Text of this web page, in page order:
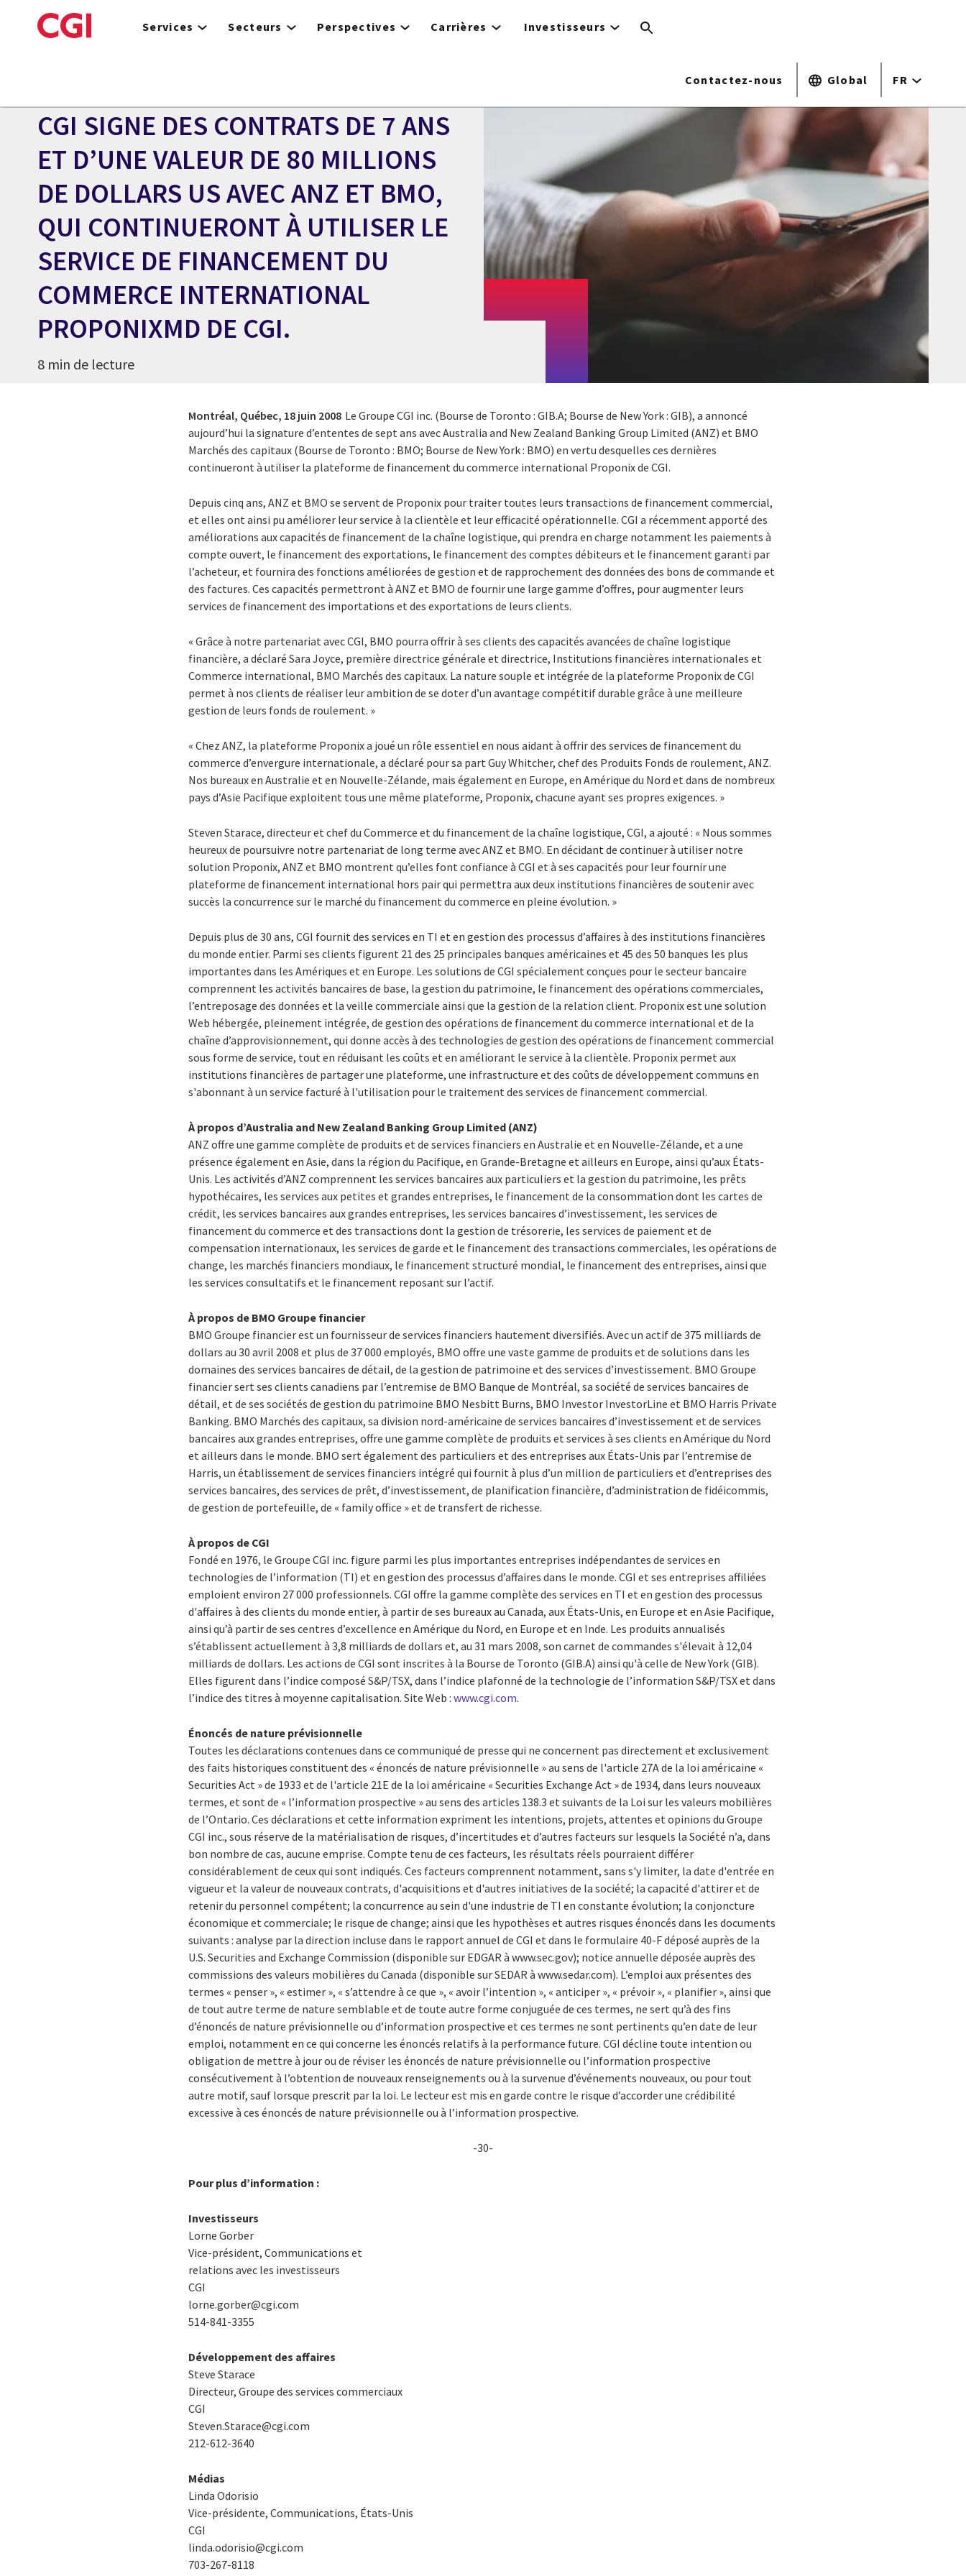
to
Services Secteurs Perspectives Carrières Investisseurs
Contactez-nous Global FR
CGI SIGNE DES CONTRATS DE 7 ANS
ET D’UNE VALEUR DE 80 MILLIONS
DE DOLLARS US AVEC ANZ ET BMO,
QUI CONTINUERONT À UTILISER LE
SERVICE DE FINANCEMENT DU
COMMERCE INTERNATIONAL
PROPONIXMD DE CGI.
8 min de lecture
Montréal, Québec, 18 juin 2008 Le Groupe CGI inc. (Bourse de Toronto : GIB.A; Bourse de New York : GIB), a annoncé
aujourd’hui la signature d’ententes de sept ans avec Australia and New Zealand Banking Group Limited (ANZ) et BMO
Marchés des capitaux (Bourse de Toronto : BMO; Bourse de New York : BMO) en vertu desquelles ces dernières
continueront à utiliser la plateforme de financement du commerce international Proponix de CGI.
Depuis cinq ans, ANZ et BMO se servent de Proponix pour traiter toutes leurs transactions de financement commercial,
et elles ont ainsi pu améliorer leur service à la clientèle et leur efficacité opérationnelle. CGI a récemment apporté des
améliorations aux capacités de financement de la chaîne logistique, qui prendra en charge notamment les paiements à
compte ouvert, le financement des exportations, le financement des comptes débiteurs et le financement garanti par
l’acheteur, et fournira des fonctions améliorées de gestion et de rapprochement des données des bons de commande et
des factures. Ces capacités permettront à ANZ et BMO de fournir une large gamme d’offres, pour augmenter leurs
services de financement des importations et des exportations de leurs clients.
« Grâce à notre partenariat avec CGI, BMO pourra offrir à ses clients des capacités avancées de chaîne logistique
financière, a déclaré Sara Joyce, première directrice générale et directrice, Institutions financières internationales et
Commerce international, BMO Marchés des capitaux. La nature souple et intégrée de la plateforme Proponix de CGI
permet à nos clients de réaliser leur ambition de se doter d’un avantage compétitif durable grâce à une meilleure
gestion de leurs fonds de roulement. »
« Chez ANZ, la plateforme Proponix a joué un rôle essentiel en nous aidant à offrir des services de financement du
commerce d’envergure internationale, a déclaré pour sa part Guy Whitcher, chef des Produits Fonds de roulement, ANZ.
Nos bureaux en Australie et en Nouvelle-Zélande, mais également en Europe, en Amérique du Nord et dans de nombreux
pays d’Asie Pacifique exploitent tous une même plateforme, Proponix, chacune ayant ses propres exigences. »
Steven Starace, directeur et chef du Commerce et du financement de la chaîne logistique, CGI, a ajouté : « Nous sommes
heureux de poursuivre notre partenariat de long terme avec ANZ et BMO. En décidant de continuer à utiliser notre
solution Proponix, ANZ et BMO montrent qu’elles font confiance à CGI et à ses capacités pour leur fournir une
plateforme de financement international hors pair qui permettra aux deux institutions financières de soutenir avec
succès la concurrence sur le marché du financement du commerce en pleine évolution. »
Depuis plus de 30 ans, CGI fournit des services en TI et en gestion des processus d’affaires à des institutions financières
du monde entier. Parmi ses clients figurent 21 des 25 principales banques américaines et 45 des 50 banques les plus
importantes dans les Amériques et en Europe. Les solutions de CGI spécialement conçues pour le secteur bancaire
comprennent les activités bancaires de base, la gestion du patrimoine, le financement des opérations commerciales,
l’entreposage des données et la veille commerciale ainsi que la gestion de la relation client. Proponix est une solution
Web hébergée, pleinement intégrée, de gestion des opérations de financement du commerce international et de la
chaîne d’approvisionnement, qui donne accès à des technologies de gestion des opérations de financement commercial
sous forme de service, tout en réduisant les coûts et en améliorant le service à la clientèle. Proponix permet aux
institutions financières de partager une plateforme, une infrastructure et des coûts de développement communs en
s'abonnant à un service facturé à l'utilisation pour le traitement des services de financement commercial.
À propos d’Australia and New Zealand Banking Group Limited (ANZ)
ANZ offre une gamme complète de produits et de services financiers en Australie et en Nouvelle-Zélande, et a une
présence également en Asie, dans la région du Pacifique, en Grande-Bretagne et ailleurs en Europe, ainsi qu’aux États-
Unis. Les activités d’ANZ comprennent les services bancaires aux particuliers et la gestion du patrimoine, les prêts
hypothécaires, les services aux petites et grandes entreprises, le financement de la consommation dont les cartes de
crédit, les services bancaires aux grandes entreprises, les services bancaires d’investissement, les services de
financement du commerce et des transactions dont la gestion de trésorerie, les services de paiement et de
compensation internationaux, les services de garde et le financement des transactions commerciales, les opérations de
change, les marchés financiers mondiaux, le financement structuré mondial, le financement des entreprises, ainsi que
les services consultatifs et le financement reposant sur l’actif.
À propos de BMO Groupe financier
BMO Groupe financier est un fournisseur de services financiers hautement diversifiés. Avec un actif de 375 milliards de
dollars au 30 avril 2008 et plus de 37 000 employés, BMO offre une vaste gamme de produits et de solutions dans les
domaines des services bancaires de détail, de la gestion de patrimoine et des services d’investissement. BMO Groupe
financier sert ses clients canadiens par l’entremise de BMO Banque de Montréal, sa société de services bancaires de
détail, et de ses sociétés de gestion du patrimoine BMO Nesbitt Burns, BMO Investor InvestorLine et BMO Harris Private
Banking. BMO Marchés des capitaux, sa division nord-américaine de services bancaires d’investissement et de services
bancaires aux grandes entreprises, offre une gamme complète de produits et services à ses clients en Amérique du Nord
et ailleurs dans le monde. BMO sert également des particuliers et des entreprises aux États-Unis par l’entremise de
Harris, un établissement de services financiers intégré qui fournit à plus d’un million de particuliers et d’entreprises des
services bancaires, des services de prêt, d’investissement, de planification financière, d’administration de fidéicommis,
de gestion de portefeuille, de « family office » et de transfert de richesse.
À propos de CGI
Fondé en 1976, le Groupe CGI inc. figure parmi les plus importantes entreprises indépendantes de services en
technologies de l’information (TI) et en gestion des processus d’affaires dans le monde. CGI et ses entreprises affiliées
emploient environ 27 000 professionnels. CGI offre la gamme complète des services en TI et en gestion des processus
d'affaires à des clients du monde entier, à partir de ses bureaux au Canada, aux États-Unis, en Europe et en Asie Pacifique,
ainsi qu’à partir de ses centres d’excellence en Amérique du Nord, en Europe et en Inde. Les produits annualisés
s’établissent actuellement à 3,8 milliards de dollars et, au 31 mars 2008, son carnet de commandes s'élevait à 12,04
milliards de dollars. Les actions de CGI sont inscrites à la Bourse de Toronto (GIB.A) ainsi qu'à celle de New York (GIB).
Elles figurent dans l’indice composé S&P/TSX, dans l’indice plafonné de la technologie de l’information S&P/TSX et dans
l’indice des titres à moyenne capitalisation. Site Web :www.cgi.com.
Énoncés de nature prévisionnelle
Toutes les déclarations contenues dans ce communiqué de presse qui ne concernent pas directement et exclusivement
des faits historiques constituent des « énoncés de nature prévisionnelle » au sens de l'article 27A de la loi américaine «
Securities Act » de 1933 et de l'article 21E de la loi américaine « Securities Exchange Act » de 1934, dans leurs nouveaux
termes, et sont de « l’information prospective » au sens des articles 138.3 et suivants de la Loi sur les valeurs mobilières
de l’Ontario. Ces déclarations et cette information expriment les intentions, projets, attentes et opinions du Groupe
CGI inc., sous réserve de la matérialisation de risques, d’incertitudes et d’autres facteurs sur lesquels la Société n’a, dans
bon nombre de cas, aucune emprise. Compte tenu de ces facteurs, les résultats réels pourraient différer
considérablement de ceux qui sont indiqués. Ces facteurs comprennent notamment, sans s'y limiter, la date d'entrée en
vigueur et la valeur de nouveaux contrats, d'acquisitions et d'autres initiatives de la société; la capacité d'attirer et de
retenir du personnel compétent; la concurrence au sein d'une industrie de TI en constante évolution; la conjoncture
économique et commerciale; le risque de change; ainsi que les hypothèses et autres risques énoncés dans les documents
suivants : analyse par la direction incluse dans le rapport annuel de CGI et dans le formulaire 40-F déposé auprès de la
U.S. Securities and Exchange Commission (disponible sur EDGAR à www.sec.gov); notice annuelle déposée auprès des
commissions des valeurs mobilières du Canada (disponible sur SEDAR à www.sedar.com). L’emploi aux présentes des
termes « penser », « estimer », « s’attendre à ce que », « avoir l’intention », « anticiper », « prévoir », « planifier », ainsi que
de tout autre terme de nature semblable et de toute autre forme conjuguée de ces termes, ne sert qu’à des fins
d’énoncés de nature prévisionnelle ou d’information prospective et ces termes ne sont pertinents qu’en date de leur
emploi, notamment en ce qui concerne les énoncés relatifs à la performance future. CGI décline toute intention ou
obligation de mettre à jour ou de réviser les énoncés de nature prévisionnelle ou l’information prospective
consécutivement à l’obtention de nouveaux renseignements ou à la survenue d’événements nouveaux, ou pour tout
autre motif, sauf lorsque prescrit par la loi. Le lecteur est mis en garde contre le risque d’accorder une crédibilité
excessive à ces énoncés de nature prévisionnelle ou à l’information prospective.
-30-
Pour plus d’information :
Investisseurs
Lorne Gorber
Vice-président, Communications et
relations avec les investisseurs
CGI
lorne.gorber@cgi.com
514-841-3355
Développement des affaires
Steve Starace
Directeur, Groupe des services commerciaux
CGI
Steven.Starace@cgi.com
212-612-3640
Médias
Linda Odorisio
Vice-présidente, Communications, États-Unis
CGI
linda.odorisio@cgi.com
703-267-8118